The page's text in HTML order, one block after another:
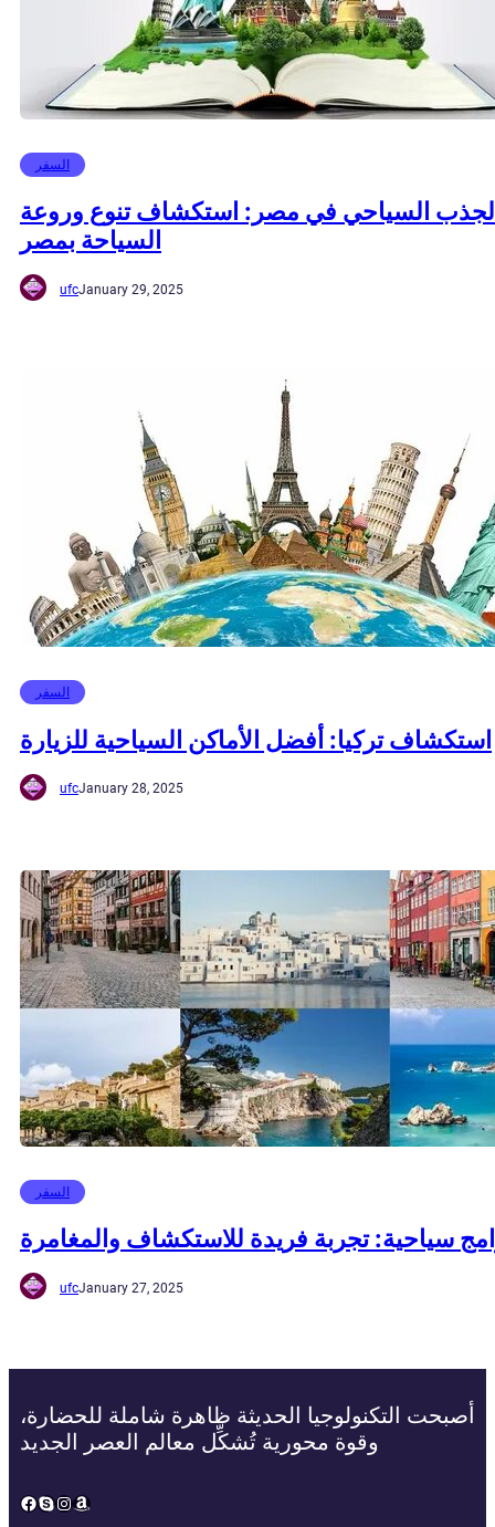
السفر
السياحي في مصر: استكشاف تنوع وروعة
السياحة بمصر
ufcJanuary 29, 2025
السفر
استكشاف تركيا: أفضل الأماكن السياحية للزيارة
ufcJanuary 28, 2025
السفر
سياحية: تجربة فريدة للاستكشاف والمغامرة
ufcJanuary 27, 2025
أصبحت التكنولوجيا الحديثة ظاهرة شاملة للحضارة،
وقوة محورية تُشكِّل معالم العصر الجديد
Facebook
Skype
Instagram
Amazon